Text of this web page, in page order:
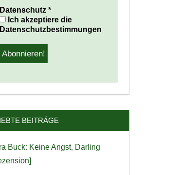
Datenschutz *
Ich akzeptiere die
Datenschutzbestimmungen
BEITRÄGE
Buck: Keine Angst, Darling